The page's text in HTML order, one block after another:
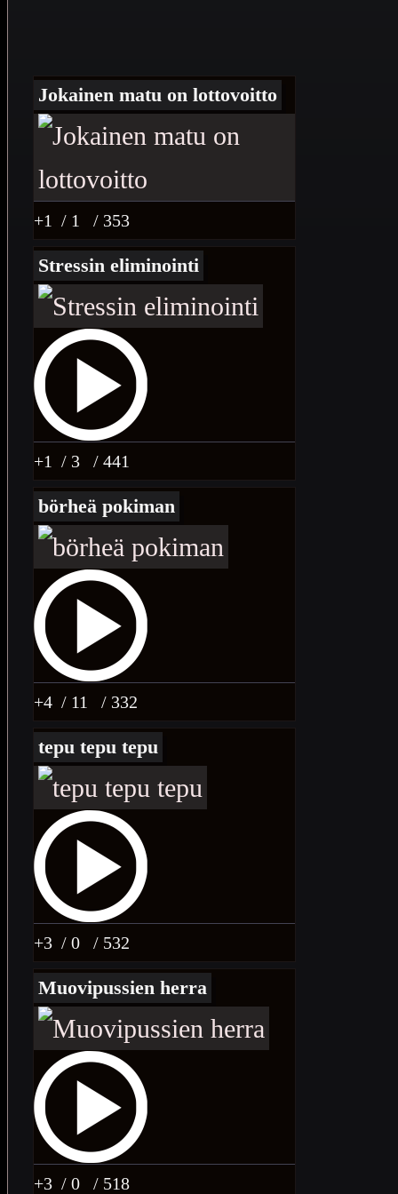
Jokainen matu on lottovoitto
+1 / 1 / 353
Stressin eliminointi
+1 / 3 / 441
börheä pokiman
+4 / 11 / 332
tepu tepu tepu
+3 / 0 / 532
Muovipussien herra
+3 / 0 / 518